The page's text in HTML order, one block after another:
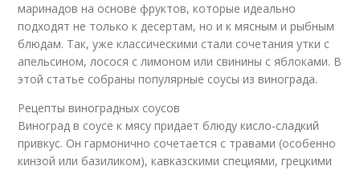
маринадов на основе фруктов, которые идеально
подходят не только к десертам, но и к мясным и рыбным
блюдам. Так, уже классическими стали сочетания утки с
апельсином, лосося с лимоном или свинины с яблоками. В
этой статье собраны популярные соусы из винограда.
Рецепты виноградных соусов
Виноград в соусе к мясу придает блюду кисло-сладкий
привкус. Он гармонично сочетается с травами (особенно
кинзой или базиликом), кавказскими специями, грецкими